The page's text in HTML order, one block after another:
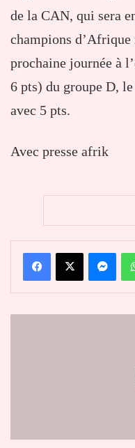
de la CAN, qui sera
champions d’Afrique
prochaine journée à
6 pts) du groupe D,
avec 5 pts.
Avec presse afrik
FacebookX
(4-